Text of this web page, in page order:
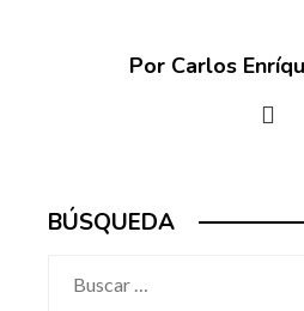
Por Carlos
BÚSQUEDA